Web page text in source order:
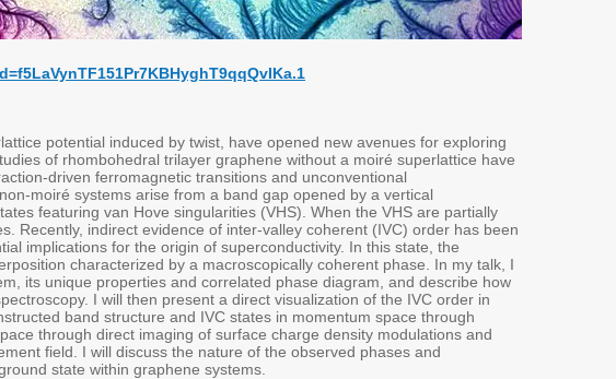
potential induced by twist, have opened new avenues for exploring
of rhombohedral trilayer graphene without a moiré superlattice have
driven ferromagnetic transitions and unconventional
moiré systems arise from a band gap opened by a vertical
featuring van Hove singularities (VHS). When the VHS are partially
Recently, indirect evidence of inter-valley coherent (IVC) order has been
implications for the origin of superconductivity. In this state, the
characterized by a macroscopically coherent phase. In my talk, I
its unique properties and correlated phase diagram, and describe how
I will then present a direct visualization of the IVC order in
band structure and IVC states in momentum space through
through direct imaging of surface charge density modulations and
field. I will discuss the nature of the observed phases and
state within graphene systems.